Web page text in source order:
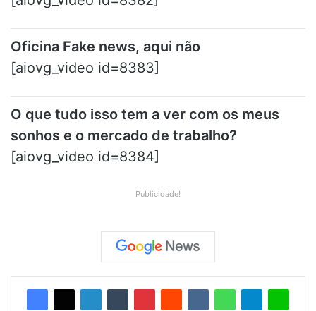
Oficina Fake news, aqui não
[aiovg_video id=8383]
O que tudo isso tem a ver com os meus
sonhos e o mercado de trabalho?
[aiovg_video id=8384]
Publicidade!